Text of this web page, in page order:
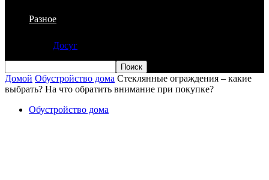
Разное
Досуг
Домой Обустройство дома Стеклянные ограждения – какие
выбрать? На что обратить внимание при покупке?
Обустройство дома